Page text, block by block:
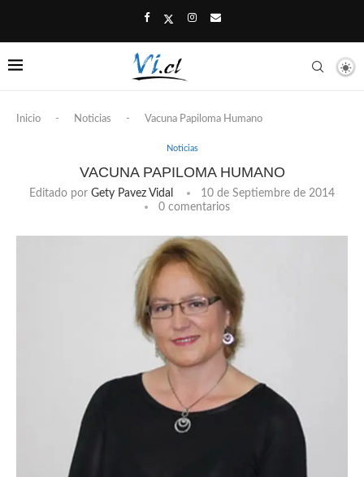
Inicio - Noticias - Vacuna Papiloma Humano
Noticias
VACUNA PAPILOMA HUMANO
Editado por Gety Pavez Vidal
10 de Septiembre de 2014
0 comentarios